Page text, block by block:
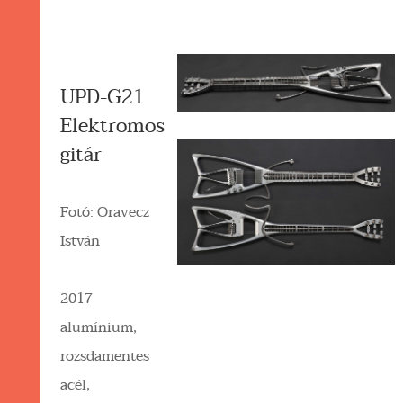
UPD-G21
Elektromos
gitár
Fotó: Oravecz
István
2017
alumínium,
rozsdamentes
acél,